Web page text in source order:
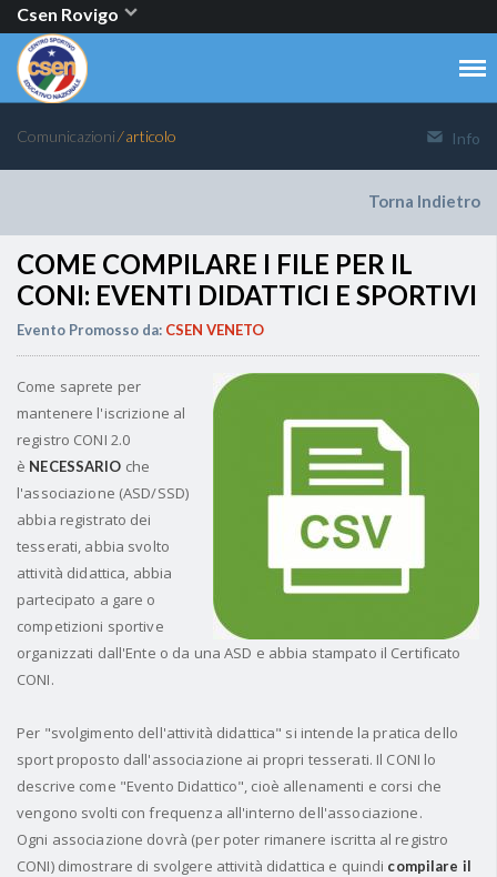
Csen Rovigo
Comunicazioni⁄ articolo Info
Torna Indietro
COME COMPILARE I FILE PER IL
CONI: EVENTI DIDATTICI E SPORTIVI
Evento Promosso da: CSEN VENETO
Come saprete per
mantenere l'iscrizione al
registro CONI 2.0
è NECESSARIO che
l'associazione (ASD/SSD)
abbia registrato dei
tesserati, abbia svolto
attività didattica, abbia
partecipato a gare o
competizioni sportive
organizzati dall'Ente o da una ASD e abbia stampato il Certificato
CONI.
Per "svolgimento dell'attività didattica" si intende la pratica dello
sport proposto dall'associazione ai propri tesserati. Il CONI lo
descrive come "Evento Didattico", cioè allenamenti e corsi che
vengono svolti con frequenza all'interno dell'associazione.
Ogni associazione dovrà (per poter rimanere iscritta al registro
CONI) dimostrare di svolgere attività didattica e quindi compilare il